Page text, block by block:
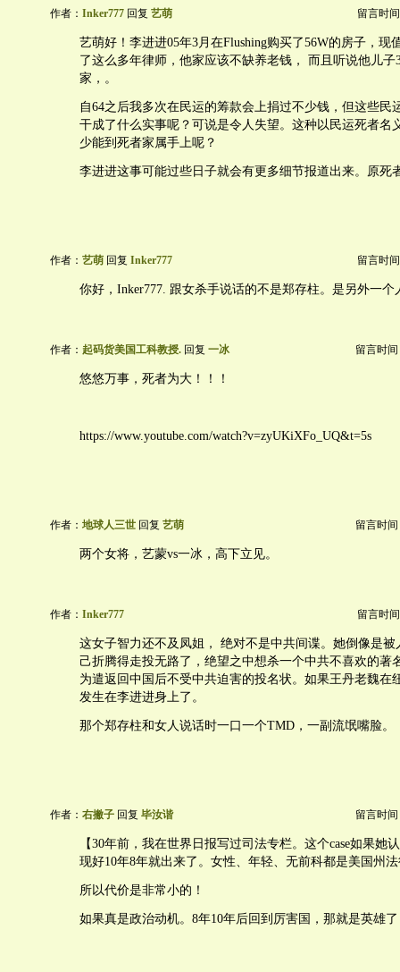
作者： Inker777 回复 艺萌 留言时
艺萌好！李进进05年3月在Flushing购买了56W的房子，现
了这么多年律师，他家应该不缺养老钱， 而且听说他儿子
家，。
自64之后我多次在民运的筹款会上捐过不少钱，但这些民
干成了什么实事呢？可说是令人失望。这种以民运死者名
少能到死者家属手上呢？
李进进这事可能过些日子就会有更多细节报道出来。原死
作者： 艺萌 回复 Inker777 留言时
你好，Inker777. 跟女杀手说话的不是郑存柱。是另外一个
作者： 起码货美国工科教授. 回复 一冰 留言时间
悠悠万事，死者为大！！！
https://www.youtube.com/watch?v=zyUKiXFo_UQ&t=5s
作者： 地球人三世 回复 艺萌 留言时间
两个女将，艺蒙vs一冰，高下立见。
作者： Inker777 留言时
这女子智力还不及凤姐， 绝对不是中共间谍。她倒像是被
己折腾得走投无路了，绝望之中想杀一个中共不喜欢的著
为遣返回中国后不受中共迫害的投名状。如果王丹老魏在
发生在李进进身上了。
那个郑存柱和女人说话时一口一个TMD，一副流氓嘴脸。
作者： 右撇子 回复 毕汝谐 留言时间
【30年前，我在世界日报写过司法专栏。这个case如果她
现好10年8年就出来了。女性、年轻、无前科都是美国州
所以代价是非常小的！
如果真是政治动机。8年10年后回到厉害国，那就是英雄